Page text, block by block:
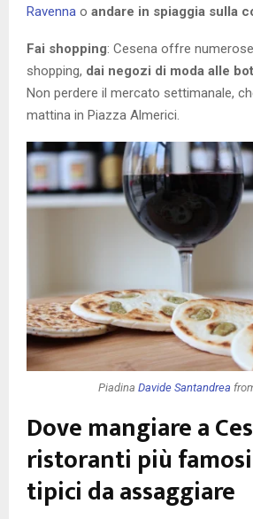
Ravenna o andare in spiaggia sulla
Fai shopping: Cesena offre
shopping, dai negozi di moda alle
Non perdere il mercato settimanale,
mattina in Piazza Almerici.
Piadina Davide Santandrea
Dove mangiare a
ristoranti più
tipici da assaggiare